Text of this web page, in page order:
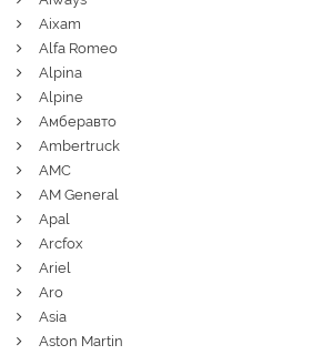
Aixam
Alfa Romeo
Alpina
Alpine
Амберавто
Ambertruck
AMC
AM General
Apal
Arcfox
Ariel
Aro
Asia
Aston Martin